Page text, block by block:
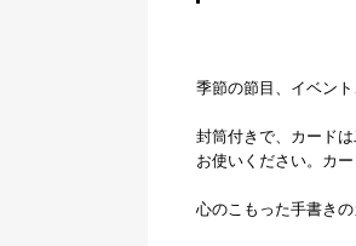
季節の節目、イベン
封筒付きで、カード
お使いください。カ
心のこもった手書き